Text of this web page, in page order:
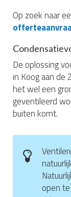
Op zoek naar
De oplossing
in Koog aan de
het wel een
geventileerd
buiten komt.
open